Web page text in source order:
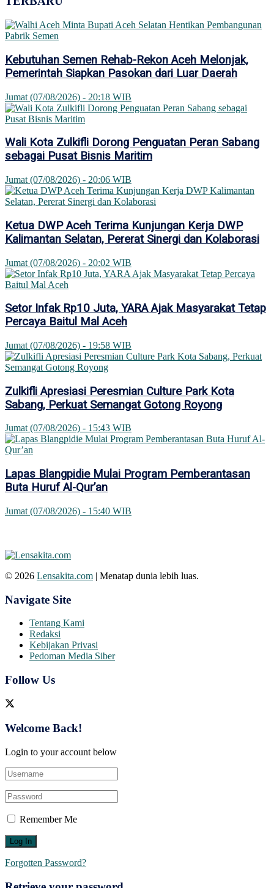
Kebutuhan Semen Rehab-Rekon Aceh Melonjak,
Pemerintah Siapkan Pasokan dari Luar Daerah
Jumat (07/08/2026) - 20:18 WIB
Wali Kota Zulkifli Dorong Penguatan Peran Sabang
sebagai Pusat Bisnis Maritim
Jumat (07/08/2026) - 20:06 WIB
Ketua DWP Aceh Terima Kunjungan Kerja DWP
Kalimantan Selatan, Pererat Sinergi dan Kolaborasi
Jumat (07/08/2026) - 20:02 WIB
Setor Infak Rp10 Juta, YARA Ajak Masyarakat Tetap
Percaya Baitul Mal Aceh
Jumat (07/08/2026) - 19:58 WIB
Zulkifli Apresiasi Peresmian Culture Park Kota
Sabang, Perkuat Semangat Gotong Royong
Jumat (07/08/2026) - 15:43 WIB
Lapas Blangpidie Mulai Program Pemberantasan
Buta Huruf Al-Qur’an
Jumat (07/08/2026) - 15:40 WIB
© 2026 Lensakita.com | Menatap dunia lebih luas.
Navigate Site
Tentang Kami
Redaksi
Kebijakan Privasi
Pedoman Media Siber
Follow Us
Welcome Back!
Login to your account below
Remember Me
Forgotten Password?